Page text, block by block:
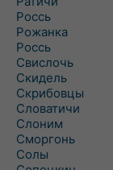
Роcсь
Рожанка
Россь
Свислочь
Скидель
Скрибовцы
Словатичи
Слоним
Сморгонь
Солы